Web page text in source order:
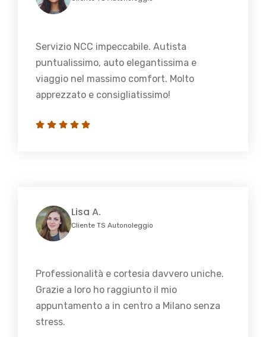
Servizio NCC impeccabile. Autista
puntualissimo, auto elegantissima e
viaggio nel massimo comfort. Molto
apprezzato e consigliatissimo!
Lisa A.
Cliente TS Autonoleggio
Professionalità e cortesia davvero uniche.
Grazie a loro ho raggiunto il mio
appuntamento a in centro a Milano senza
stress.